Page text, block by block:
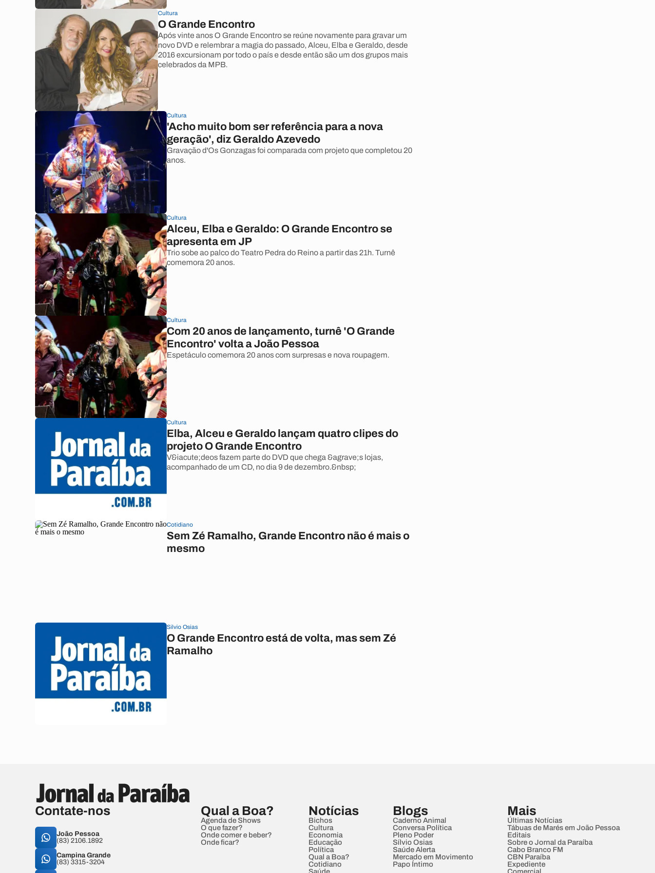
Cultura
O Grande Encontro
Após vinte anos O Grande Encontro se reúne novamente para gravar um
novo DVD e relembrar a magia do passado, Alceu, Elba e Geraldo, desde
2016 excursionam por todo o país e desde então são um dos grupos mais
celebrados da MPB.
Cultura
'Acho muito bom ser referência para a nova
geração', diz Geraldo Azevedo
Gravação d'Os Gonzagas foi comparada com projeto que completou 20
anos.
Cultura
Alceu, Elba e Geraldo: O Grande Encontro se
apresenta em JP
Trio sobe ao palco do Teatro Pedra do Reino a partir das 21h. Turnê
comemora 20 anos.
Cultura
Com 20 anos de lançamento, turnê 'O Grande
Encontro' volta a João Pessoa
Espetáculo comemora 20 anos com surpresas e nova roupagem.
Cultura
Elba, Alceu e Geraldo lançam quatro clipes do
projeto O Grande Encontro
V&iacute;deos fazem parte do DVD que chega &agrave;s lojas,
acompanhado de um CD, no dia 9 de dezembro.&nbsp;
Cotidiano
Sem Zé Ramalho, Grande Encontro não é mais o
mesmo
Silvio Osias
O Grande Encontro está de volta, mas sem Zé
Ramalho
Contate-nos
João Pessoa
(83) 2106.1892
Campina Grande
(83) 3315-3204
Qual a Boa?
Agenda de Shows
O que fazer?
Onde comer e beber?
Onde ficar?
Notícias
Bichos
Cultura
Economia
Educação
Política
Qual a Boa?
Cotidiano
Blogs
Caderno Animal
Conversa Política
Pleno Poder
Sílvio Osias
Saúde Alerta
Mercado em Movimento
Papo Íntimo
Mais
Últimas Notícias
Tábuas de Marés em João Pessoa
Editais
Sobre o Jornal da Paraíba
Cabo Branco FM
CBN Paraíba
Expediente